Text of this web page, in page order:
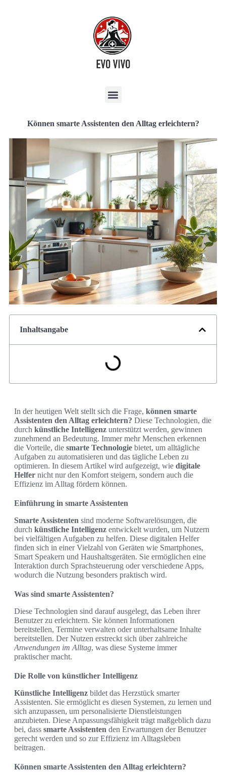
Können smarte Assistenten den Alltag erleichtern?
Inhaltsangabe
In der heutigen Welt stellt sich die Frage, können smarte
Assistenten den Alltag erleichtern? Diese Technologien, die
durch künstliche Intelligenz unterstützt werden, gewinnen
zunehmend an Bedeutung. Immer mehr Menschen erkennen
die Vorteile, die smarte Technologie bietet, um alltägliche
Aufgaben zu automatisieren und das tägliche Leben zu
optimieren. In diesem Artikel wird aufgezeigt, wie digitale
Helfer nicht nur den Komfort steigern, sondern auch die
Effizienz im Alltag fördern können.
Einführung in smarte Assistenten
Smarte Assistenten sind moderne Softwarelösungen, die
durch künstliche Intelligenz entwickelt wurden, um Nutzern
bei vielfältigen Aufgaben zu helfen. Diese digitalen Helfer
finden sich in einer Vielzahl von Geräten wie Smartphones,
Smart Speakern und Haushaltsgeräten. Sie ermöglichen eine
Interaktion durch Sprachsteuerung oder verschiedene Apps,
wodurch die Nutzung besonders praktisch wird.
Was sind smarte Assistenten?
Diese Technologien sind darauf ausgelegt, das Leben ihrer
Benutzer zu erleichtern. Sie können Informationen
bereitstellen, Termine verwalten oder unterhaltsame Inhalte
bereitstellen. Der Nutzen erstreckt sich über zahlreiche
Anwendungen im Alltag, was diese Systeme immer
praktischer macht.
Die Rolle von künstlicher Intelligenz
Künstliche Intelligenz bildet das Herzstück smarter
Assistenten. Sie ermöglicht es diesen Systemen, zu lernen und
sich anzupassen, um personalisierte Dienstleistungen
anzubieten. Diese Anpassungsfähigkeit trägt maßgeblich dazu
bei, dass smarte Assistenten den Erwartungen der Benutzer
gerecht werden und so zur Effizienz im Alltagsleben
beitragen.
Können smarte Assistenten den Alltag erleichtern?